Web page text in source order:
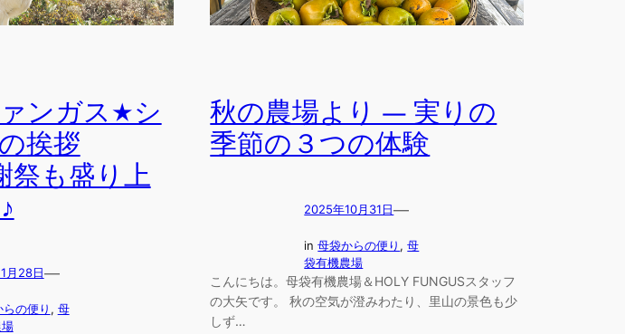
ンガス★シ
挨拶
祭も盛り上
月28日—
の便り , 母
秋の農場より ― 実りの
季節の３つの体験
2025年10月31日—
in母袋からの便り , 母
袋有機農場
こんにちは。母袋有機農場＆HOLY FUNGUSスタッフ
の大矢です。 秋の空気が澄みわたり、里山の景色も少
しず…